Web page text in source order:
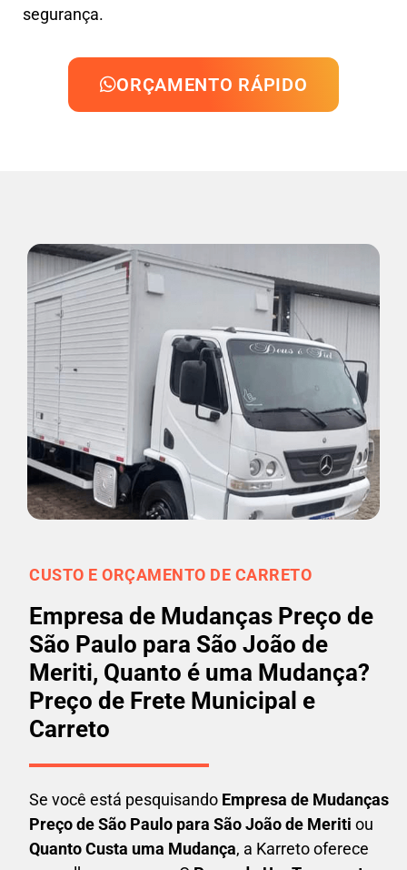
segurança.
ORÇAMENTO RÁPIDO
CUSTO E ORÇAMENTO DE CARRETO
Empresa de Mudanças Preço de
São Paulo para São João de
Meriti, Quanto é uma Mudança?
Preço de Frete Municipal e
Carreto
Se você está pesquisando Empresa de Mudanças
Preço de São Paulo para São João de Meriti ou
Quanto Custa uma Mudança, a Karreto oferece